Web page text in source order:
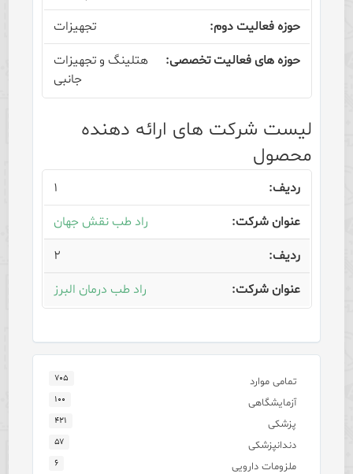
تجهیزات
هتلینگ و تجهیزات
جانبی
لیست شرکت های ارائه دهنده
محصول
۱
راد طب نقش جهان
۲
راد طب درمان البرز
تمامی موارد ۷۰۵
آزمایشگاهی ۱۰۰
پزشکی ۴۲۱
دندانپزشکی ۵۷
ملزومات دارویی ۶